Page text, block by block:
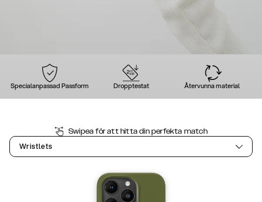
Specialanpassad Passform Dropptestat Återvunna material
Swipea för att hitta din perfekta match
Wristlets